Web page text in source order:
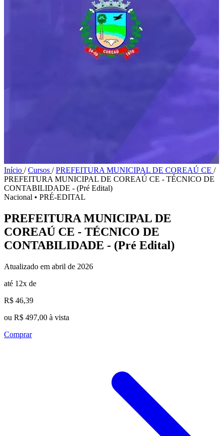
Início / Cursos / PREFEITURA MUNICIPAL DE COREAÚ CE /
PREFEITURA MUNICIPAL DE COREAÚ CE - TÉCNICO DE
CONTABILIDADE - (Pré Edital)
Nacional • PRÉ-EDITAL
PREFEITURA MUNICIPAL DE
COREAÚ CE - TÉCNICO DE
CONTABILIDADE - (Pré Edital)
Atualizado em abril de 2026
até 12x de
R$ 46,39
ou R$ 497,00 à vista
Comprar